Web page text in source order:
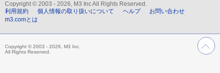
Copyright © 2003 - 2026, M3 Inc All Rights Reserved.
利用規約
個人情報の取り扱いについて ヘルプ
お問い合わせ
m3.comとは
Copyright © 2003 - 2026, M3 Inc.
All Rights Reserved.